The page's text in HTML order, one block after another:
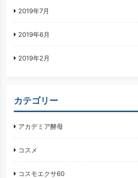
2019年7月
2019年6月
2019年2月
カテゴリー
アカデミア酵母
コスメ
コスモエクサ60